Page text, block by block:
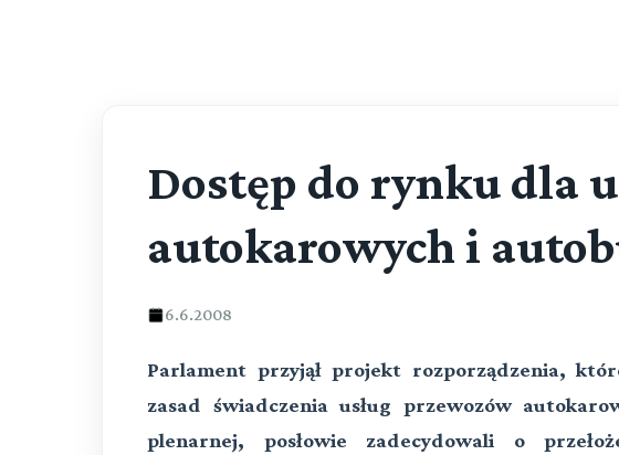
Dostęp do rynku dla
autokarowych i
6.6.2008
Parlament przyjął projekt rozporządzenia,
zasad świadczenia usług przewozów
plenarnej, posłowie zadecydowali o